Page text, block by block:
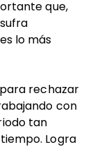
que,
lo más
rechazar
con
tan
Logra